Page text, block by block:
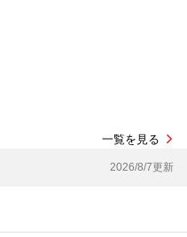
一覧を見る
2026/8/7更新